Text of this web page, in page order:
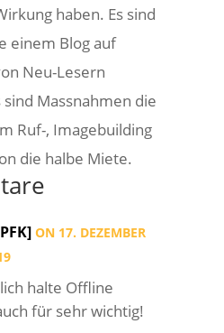
haben. Es sind
einem Blog auf
Neu-Lesern
Massnahmen die
Ruf-, Imagebuilding
die halbe Miete.
ON 17. DEZEMBER
halte Offline
für sehr wichtig!